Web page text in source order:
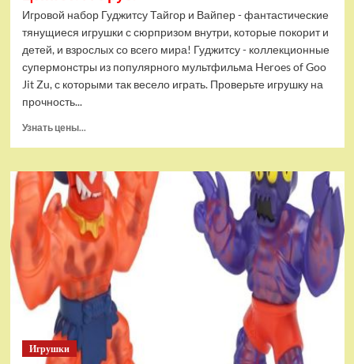
Игровой набор Гуджитсу Тайгор и Вайпер - фантастические
тянущиеся игрушки с сюрпризом внутри, которые покорит и
детей, и взрослых со всего мира! Гуджитсу - коллекционные
супермонстры из популярного мультфильма Heroes of Goo
Jit Zu, с которыми так весело играть. Проверьте игрушку на
прочность...
Узнать цены...
Набор
тянущихся
фигурок
Гуджитсу
Тайгор
и
Вайпер
Игрушки